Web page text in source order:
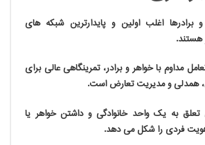
برادرها اغلب اولین و پایدارترین شبکه های
هستند.
مداوم با خواهر و برادر، تمرینگاهی عالی برای
همدلی و مدیریت تعارض است.
به یک واحد خانوادگی و داشتن خواهر یا
فردی را شکل می دهد.